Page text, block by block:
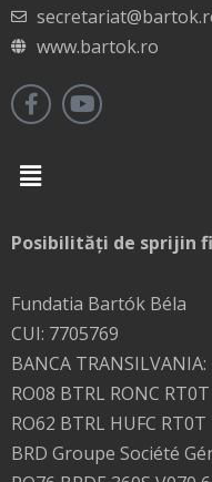
www.bartok.ro
Menu
Posibilități de sprijin
Fundatia Bartók Béla
CUI: 7705769
BANCA TRANSILVANIA:
RO08 BTRL RONC
RO62 BTRL HUFC
BRD Groupe Société